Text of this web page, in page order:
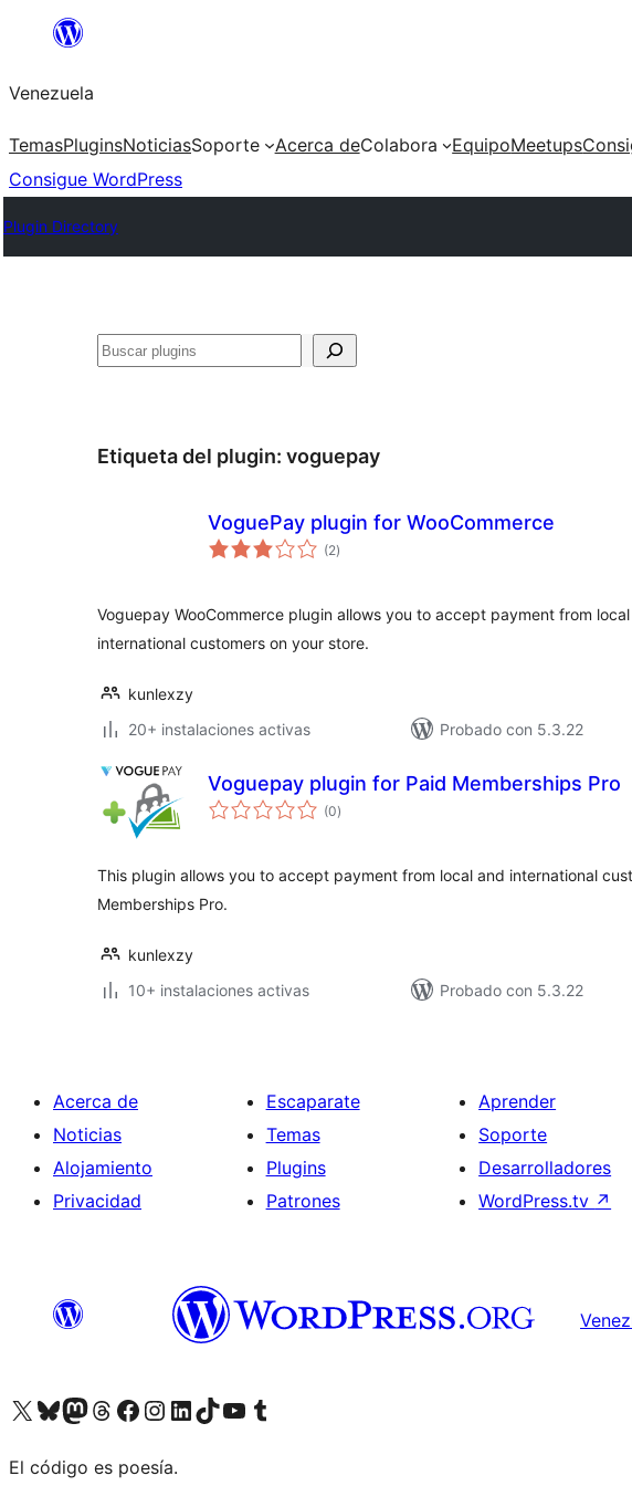
Saltar
contenido
Venezuela
TemasPluginsNoticiasSoporte Acerca deColabora EquipoMeetups
Consigue WordPress
Plugin Directory
Buscar
Etiqueta del plugin: voguepay
VoguePay plugin for WooCommerce
(2total
de
)
Voguepay WooCommerce plugin allows you to accept payment from
international customers on your store.
kunlexzy
20+ instalaciones activas
Probado con 5.3.22
Voguepay plugin for Paid Memberships Pro
(0total
de
)
This plugin allows you to accept payment from local and international
Memberships Pro.
kunlexzy
10+ instalaciones activas
Probado con 5.3.22
Acerca de
Noticias
Alojamiento
Privacidad
Escaparate
Temas
Plugins
Patrones
Aprender
Soporte
Desarrolladores
WordPress.tv ↗
Visit our X (formerly Twitter) account
Visit our Bluesky account
Visit our Mastodon account
Visit our Threads account
Visita nuestra página de Facebook
Visita nuestra cuenta de Instagram
Visita nuestra cuenta de LinkedIn
Visit our TikTok account
Visita nuestro canal de YouTube
Visit our Tumblr account
El código es poesía.